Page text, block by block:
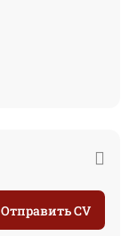
Отправить CV